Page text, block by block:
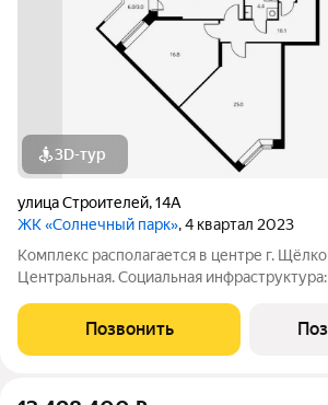
3D-тур
улица Строителей,14А
ЖК «Солнечный парк», 4 квартал 2023
Комплекс располагается в центре г.
Центральная. Социальная
инфраструктура: рядом с жилым
продуктовые супермаркеты, салоны
Позвонить